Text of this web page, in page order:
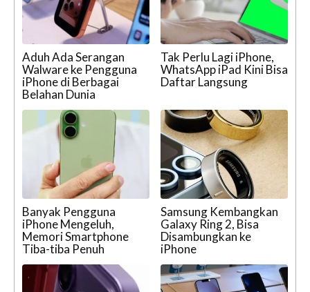
Aduh Ada Serangan
Walware ke Pengguna
iPhone di Berbagai
Belahan Dunia
Tak Perlu Lagi iPhone,
WhatsApp iPad Kini Bisa
Daftar Langsung
Banyak Pengguna
iPhone Mengeluh,
Memori Smartphone
Tiba-tiba Penuh
Samsung Kembangkan
Galaxy Ring 2, Bisa
Disambungkan ke
iPhone